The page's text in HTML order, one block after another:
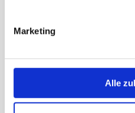
Marketing
Alle
Fragen – Wir beraten
sachbezogen